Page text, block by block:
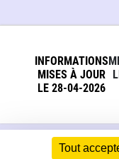
Tout
INFORMATIONS
MISES À JOUR
LE 28-04-2026